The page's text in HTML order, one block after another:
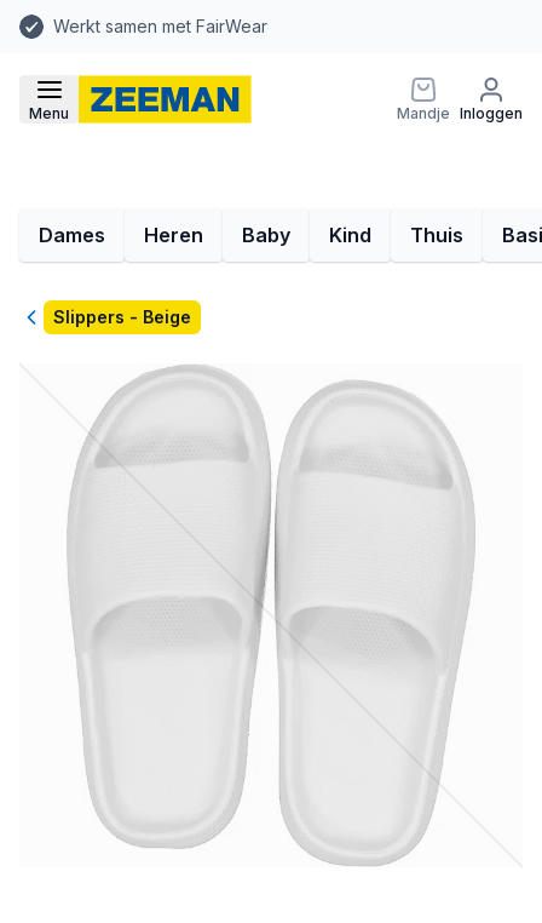
Werkt samen met FairWear
Menu Mandje Inloggen
Dames Heren Baby Kind Thuis
TerugSlippers - Beige